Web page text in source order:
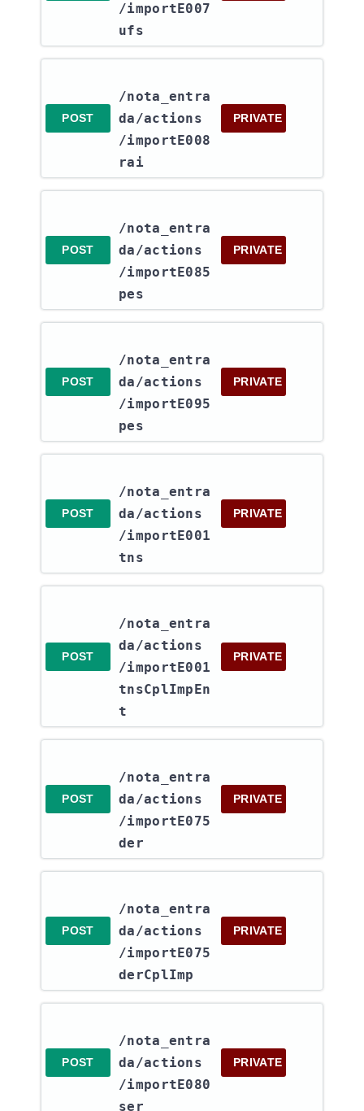
/importE007
ufs
POST
/nota_entra
da​/actions​
/importE008
rai
PRIVATE
POST
/nota_entra
da​/actions​
/importE085
pes
PRIVATE
POST
/nota_entra
da​/actions​
/importE095
pes
PRIVATE
POST
/nota_entra
da​/actions​
/importE001
tns
PRIVATE
POST
/nota_entra
da​/actions​
/importE001
tnsCplImpEn
t
PRIVATE
POST
/nota_entra
da​/actions​
/importE075
der
PRIVATE
POST
/nota_entra
da​/actions​
/importE075
derCplImp
PRIVATE
POST
/nota_entra
da​/actions​
/importE080
ser
PRIVATE